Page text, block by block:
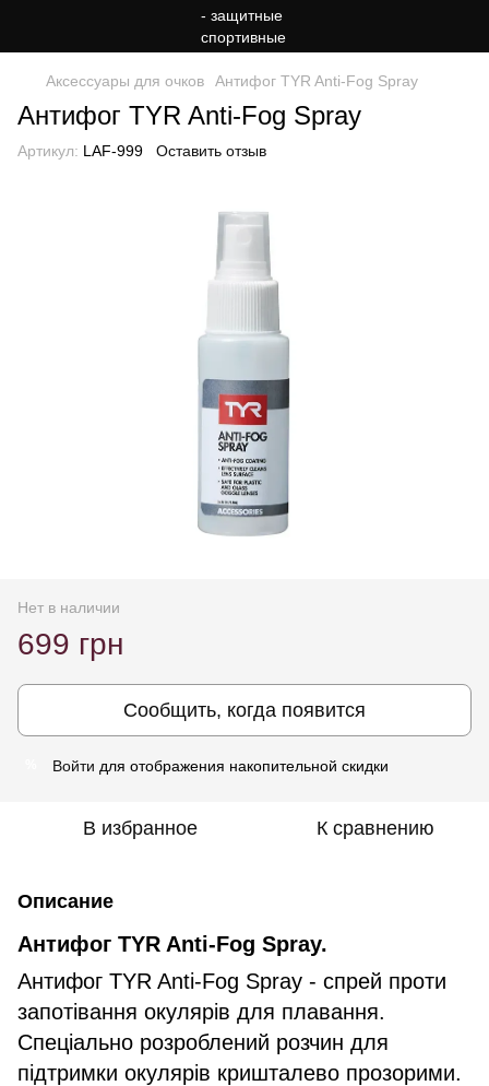
Аксессуары для очков Антифог TYR Anti-Fog Spray
Антифог TYR Anti-Fog Spray
Артикул: LAF-999 Оставить отзыв
Нет в наличии
699 грн
Сообщить, когда появится
Войти для отображения накопительной скидки
В избранное К сравнению
Описание
Антифог TYR Anti-Fog Spray.
Антифог TYR Anti-Fog Spray - спрей проти
запотівання окулярів для плавання.
Спеціально розроблений розчин для
підтримки окулярів кришталево прозорими.